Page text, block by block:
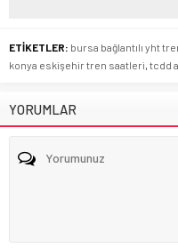
ETİKETLER: bursa bağlantılı yht
konya eskişehir tren saatleri tcdd
YORUMLAR